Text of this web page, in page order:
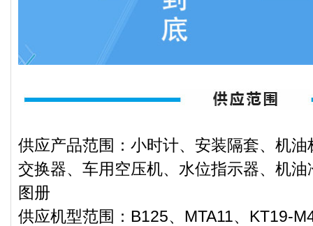
供应产品范围：小时计、安装隔套、机
交换器、车用空压机、水位指示器、机
图册
供应机型范围：B125、MTA11、KT19-